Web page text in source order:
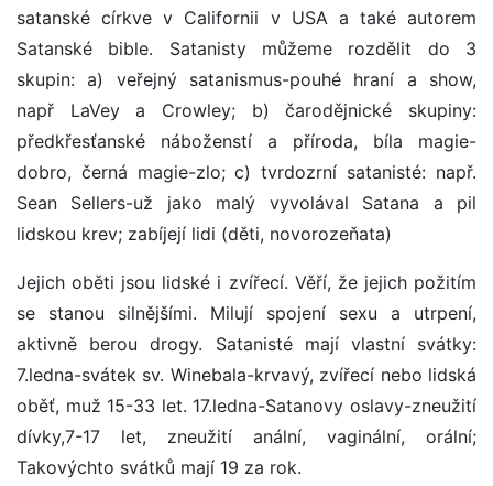
satanské církve v Californii v USA a také autorem
Satanské bible. Satanisty můžeme rozdělit do 3
skupin: a) veřejný satanismus-pouhé hraní a show,
např LaVey a Crowley; b) čarodějnické skupiny:
předkřesťanské náboženstí a příroda, bíla magie-
dobro, černá magie-zlo; c) tvrdozrní satanisté: např.
Sean Sellers-už jako malý vyvolával Satana a pil
lidskou krev; zabíjejí lidi (děti, novorozeňata)
Jejich oběti jsou lidské i zvířecí. Věří, že jejich požitím
se stanou silnějšími. Milují spojení sexu a utrpení,
aktivně berou drogy. Satanisté mají vlastní svátky:
7.ledna-svátek sv. Winebala-krvavý, zvířecí nebo lidská
oběť, muž 15-33 let. 17.ledna-Satanovy oslavy-zneužití
dívky,7-17 let, zneužití anální, vaginální, orální;
Takovýchto svátků mají 19 za rok.